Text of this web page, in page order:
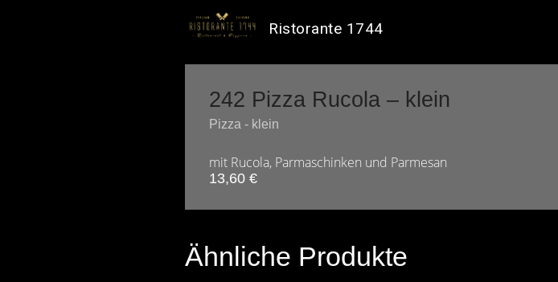
242 Pizza Rucola – klein
Pizza - klein
mit Rucola, Parmaschinken und Parmesan
13,60 €
Ähnliche Produkte
Ristorante 1744